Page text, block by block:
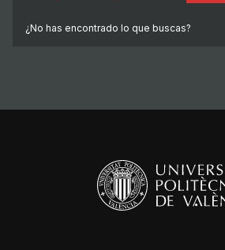
¿No has encontrado lo que buscas?